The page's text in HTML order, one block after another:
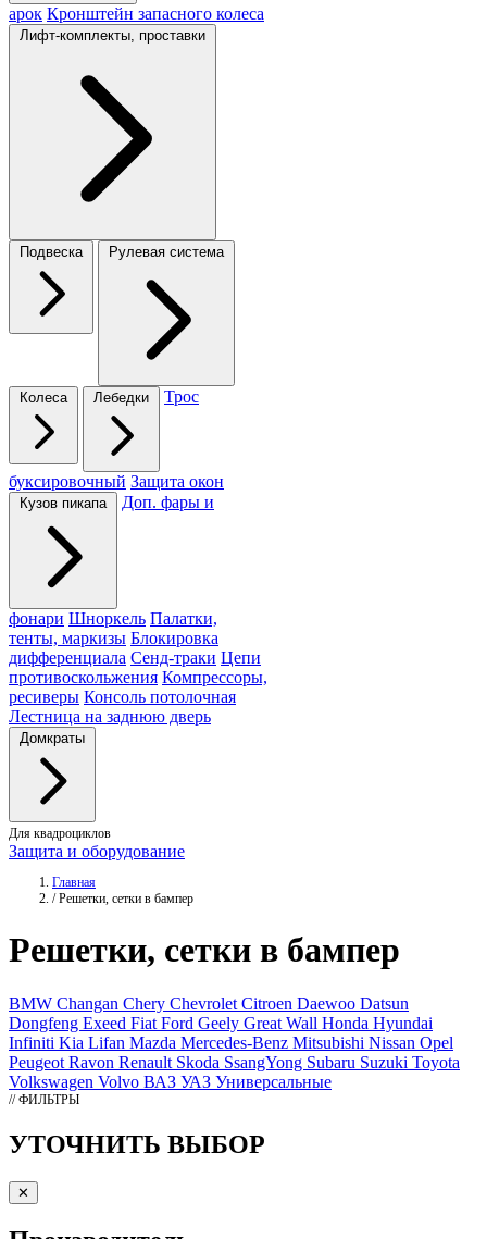
арок Кронштейн запасного колеса
Лифт-комплекты, проставки
Подвеска Рулевая система
Колеса Лебедки Трос
буксировочный Защита окон
Кузов пикапа Доп. фары и
фонари Шноркель Палатки,
тенты, маркизы Блокировка
дифференциала Сенд-траки Цепи
противоскольжения Компрессоры,
ресиверы Консоль потолочная
Лестница на заднюю дверь
Домкраты
Для квадроциклов
Защита и оборудование
Главная
/ Решетки, сетки в бампер
Решетки, сетки в бампер
BMW Changan Chery Chevrolet Citroen Daewoo Datsun
Dongfeng Exeed Fiat Ford Geely Great Wall Honda Hyundai
Infiniti Kia Lifan Mazda Mercedes-Benz Mitsubishi Nissan Opel
Peugeot Ravon Renault Skoda SsangYong Subaru Suzuki Toyota
Volkswagen Volvo ВАЗ УАЗ Универсальные
// ФИЛЬТРЫ
УТОЧНИТЬ ВЫБОР
✕